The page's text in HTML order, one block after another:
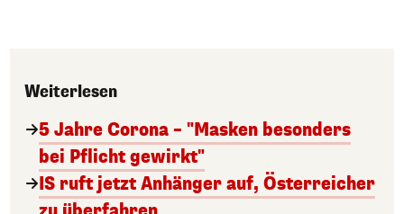
Weiterlesen
5 Jahre Corona – "Masken besonders
bei Pflicht gewirkt"
IS ruft jetzt Anhänger auf, Österreicher